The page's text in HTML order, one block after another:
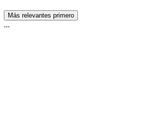
Más relevantes primero
...